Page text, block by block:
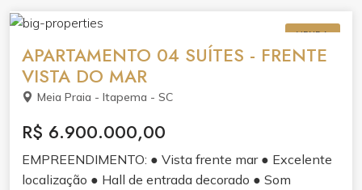
VENDA
APARTAMENTO 04 SUÍTES - FRENTE
VISTA DO MAR
Meia Praia - Itapema - SC
R$ 6.900.000,00
EMPREENDIMENTO: ● Vista frente mar ● Excelente
localização ● Hall de entrada decorado ● Som